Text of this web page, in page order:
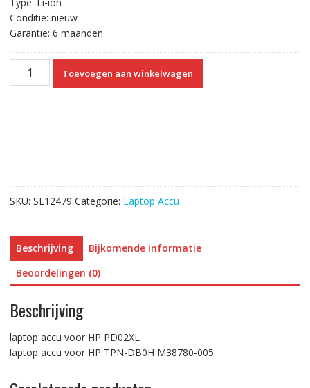
Conditie: nieuw
Garantie: 6 maanden
laptop
Toevoegen aan winkelwagen
SKU: SL12479 Categorie: Laptop Accu
Beschrijving
Bijkomende informatie
Beoordelingen (0)
Beschrijving
laptop accu voor HP PD02XL
laptop accu voor HP TPN-DB0H M38780-005